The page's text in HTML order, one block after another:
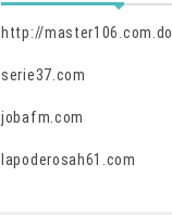
http://master106.com.do
serie37.com
jobafm.com
lapoderosah61.com